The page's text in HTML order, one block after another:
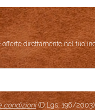
direttamente nel tuo
condizioni(D.Lgs. 196/2003)